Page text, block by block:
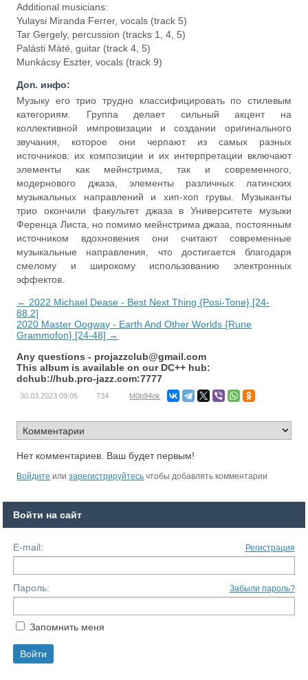
Additional musicians:
Yulaysi Miranda Ferrer, vocals (track 5)
Tar Gergely, percussion (tracks 1, 4, 5)
Palásti Máté, guitar (track 4, 5)
Munkácsy Eszter, vocals (track 9)
Доп. инфо:
Музыку его трио трудно классифицировать по стилевым
категориям. Группа делает сильный акцент на
коллективной импровизации и создании оригинального
звучания, которое они черпают из самых разных
источников: их композиции и их интерпретации включают
элементы как мейнстрима, так и современного,
модернового джаза, элементы различных латинских
музыкальных направлений и хип-хоп грувы. Музыканты
трио окончили факультет джаза в Университете музыки
Ференца Листа, но помимо мейнстрима джаза, постоянным
источником вдохновения они считают современные
музыкальные направления, что достигается благодаря
смелому и широкому использованию электронных
эффектов.
← 2022 Michael Dease - Best Next Thing {Posi-Tone} [24-
88.2]
2020 Master Oogway - Earth And Other Worlds {Rune
Grammofon} [24-48] →
Any questions - projazzclub@gmail.com
This album is available on our DC++ hub:
dchub://hub.pro-jazz.com:7777
30.03.2023 09:05 734 M0p94ok
Нет комментариев. Ваш будет первым!
Войдите илизарегистрируйтесь чтобы добавлять комментарии
Войти на сайт
E-mail: Регистрация
Пароль: Забыли пароль?
Запомнить меня